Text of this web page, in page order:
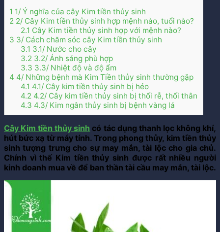
1 1/ Ý nghĩa của cây Kim tiền thủy sinh
2 2/ Cây Kim tiền thủy sinh hợp mệnh nào, tuổi nào?
2.1 Cây Kim tiền thủy sinh hợp với mệnh nào?
3 3/ Cách chăm sóc cây Kim tiền thủy sinh
3.1 3.1/ Nước cho cây
3.2 3.2/ Ánh sáng phù hợp
3.3 3.3/ Nhiệt độ và độ ẩm
4 4/ Những bệnh mà Kim Tiền thủy sinh thường gặp
4.1 4.1/ Cây kim tiền thủy sinh bị héo
4.2 4.2/ Cây kim tiền thủy sinh bị thối rễ, thối thân
4.3 4.3/ Kim ngân thủy sinh bị bệnh vàng lá
Cây Kim tiền thủy sinh có tác dụng thanh lọc không khí,
hút bức xạ từ máy tính. Trong phong thủy, kim tiền thủy
sinh tượng trưng cho sự may mắn, tài lộc cho gia chủ.
Chính vì thế Kim tiền thủy sinh được rất nhiều người
kinh doanh mua về để ban thần tài cầu may mắn, tài lộc.